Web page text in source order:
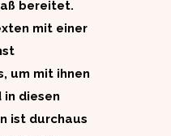
bereitet.
mit einer
um mit ihnen
diesen
ist durchaus